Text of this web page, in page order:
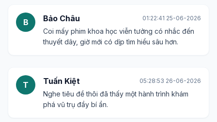
B Bảo Châu 01:22:41 25-06-2026
Coi mấy phim khoa học viễn tưởng có nhắc đến
thuyết dây, giờ mới có dịp tìm hiểu sâu hơn.
T Tuấn Kiệt 05:28:53 26-06-2026
Nghe tiêu đề thôi đã thấy một hành trình khám
phá vũ trụ đầy bí ẩn.